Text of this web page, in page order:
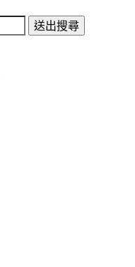
送出搜尋